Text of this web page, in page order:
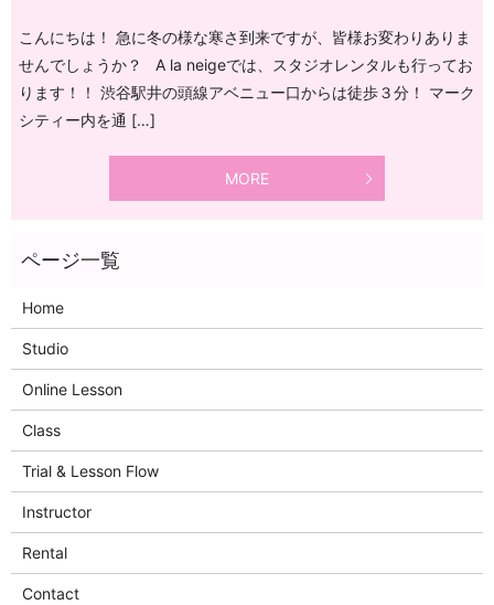
こんにちは！ 急に冬の様な寒さ到来ですが、皆様お変わりありま
せんでしょうか？ A la neigeでは、スタジオレンタルも行ってお
ります！！ 渋谷駅井の頭線アベニュー口からは徒歩３分！ マーク
シティー内を通 […]
MORE
Home
Studio
Online Lesson
Class
Trial & Lesson Flow
Instructor
Rental
Contact